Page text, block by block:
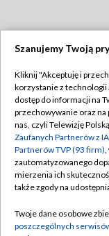
Abonament TVP
Emisja w TVP
Centrum
Naziemna
Rada Programowa
Szanujemy Twoją
Kliknij "Akceptuję i
korzystanie z technologii
dostęp do informacji na
przechowywanie oraz
nas, czyli Telewizję
Zaufanych Partnerów z
Partnerów TVP (93 firm),
zautomatyzowanego
mierzenia ich
także zgody na
Twoje dane osobowe
poszczególnych